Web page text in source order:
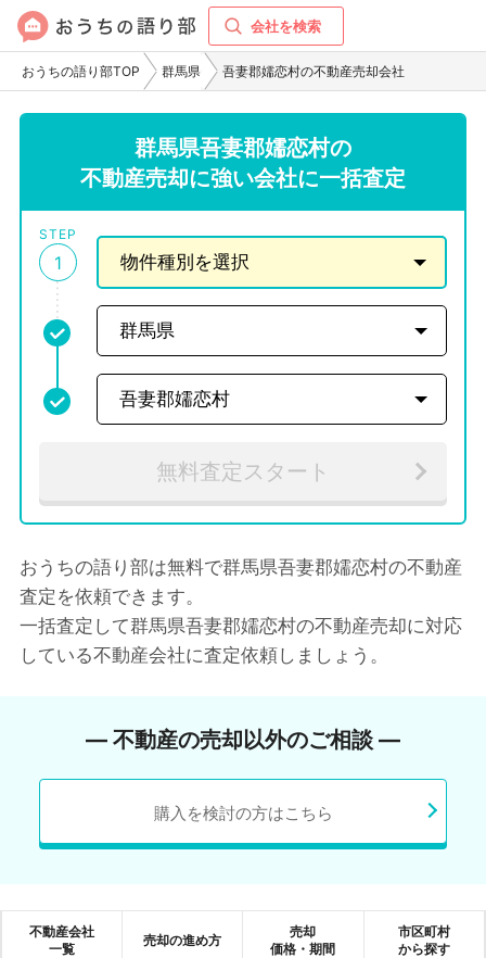
会社を検索
おうちの語り部TOP 群馬県 吾妻郡嬬恋村の不動産売却会社
群馬県吾妻郡嬬恋村の
不動産売却に強い会社に一括査定
STEP
1
無料査定スタート
おうちの語り部は無料で群馬県吾妻郡嬬恋村の不動産
査定を依頼できます。
一括査定して群馬県吾妻郡嬬恋村の不動産売却に対応
している不動産会社に査定依頼しましょう。
― 不動産の売却以外のご相談 ―
購入を検討の方はこちら
不動産会社
一覧
売却の進め方
売却
価格・期間
市区町村
から探す